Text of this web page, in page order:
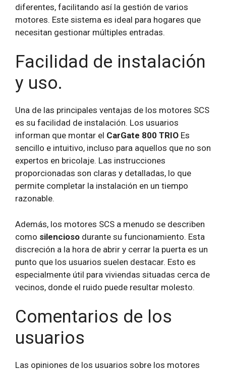
diferentes, facilitando así la gestión de varios
motores. Este sistema es ideal para hogares que
necesitan gestionar múltiples entradas.
Facilidad de instalación
y uso.
Una de las principales ventajas de los motores SCS
es su facilidad de instalación. Los usuarios
informan que montar el CarGate 800 TRIO Es
sencillo e intuitivo, incluso para aquellos que no son
expertos en bricolaje. Las instrucciones
proporcionadas son claras y detalladas, lo que
permite completar la instalación en un tiempo
razonable.
Además, los motores SCS a menudo se describen
como silencioso durante su funcionamiento. Esta
discreción a la hora de abrir y cerrar la puerta es un
punto que los usuarios suelen destacar. Esto es
especialmente útil para viviendas situadas cerca de
vecinos, donde el ruido puede resultar molesto.
Comentarios de los
usuarios
Las opiniones de los usuarios sobre los motores